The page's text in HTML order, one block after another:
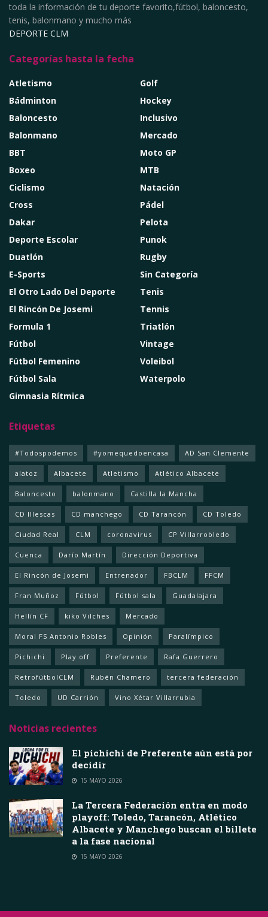
toda la información de tu deporte favorito,fútbol, baloncesto,
tenis, balonmano y mucho más
DEPORTE CLM
Categorías hasta la fecha
Atletismo
Bádminton
Baloncesto
Balonmano
BBT
Boxeo
Ciclismo
Cross
Dakar
Deporte Escolar
Duatlón
E-Sports
El Otro Lado Del Deporte
El Rincón De Josemi
Formula 1
Fútbol
Fútbol Femenino
Fútbol Sala
Gimnasia Rítmica
Golf
Hockey
Inclusivo
Mercado
Moto GP
MTB
Natación
Pádel
Pelota
Punok
Rugby
Sin Categoría
Tenis
Tennis
Triatlón
Vintage
Voleibol
Waterpolo
Etiquetas
#Todospodemos #yomequedoencasa AD San Clemente
alatoz Albacete Atletismo Atlético Albacete
Baloncesto balonmano Castilla la Mancha
CD Illescas CD manchego CD Tarancón CD Toledo
Ciudad Real CLM coronavirus CP Villarrobledo
Cuenca Darío Martín Dirección Deportiva
El Rincón de Josemi Entrenador FBCLM FFCM
Fran Muñoz Fútbol Fútbol sala Guadalajara
Hellín CF kiko Vilches Mercado
Moral FS Antonio Robles Opinión Paralímpico
Pichichi Play off Preferente Rafa Guerrero
RetrofútbolCLM Rubén Chamero tercera federación
Toledo UD Carrión Vino Xétar Villarrubia
Noticias recientes
El pichichi de Preferente aún está por
decidir
15 MAYO 2026
La Tercera Federación entra en modo
playoff: Toledo, Tarancón, Atlético
Albacete y Manchego buscan el billete
a la fase nacional
15 MAYO 2026